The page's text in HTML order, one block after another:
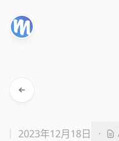
2023年12月18日 ·